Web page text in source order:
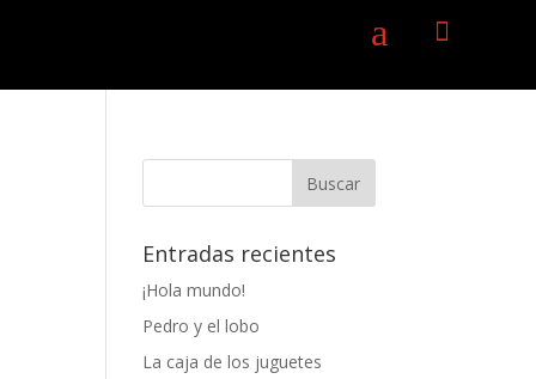
a 
Entradas recientes
¡Hola mundo!
Pedro y el lobo
La caja de los juguetes